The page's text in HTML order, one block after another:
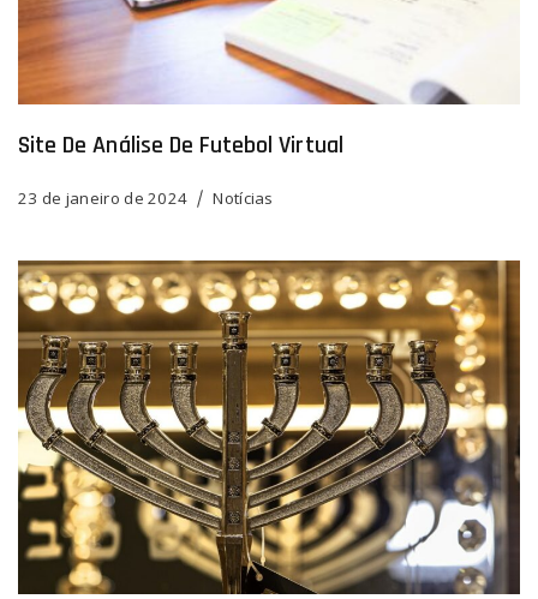
‍Site De Análise De Futebol Virtual
23 de janeiro de 2024 Notícias